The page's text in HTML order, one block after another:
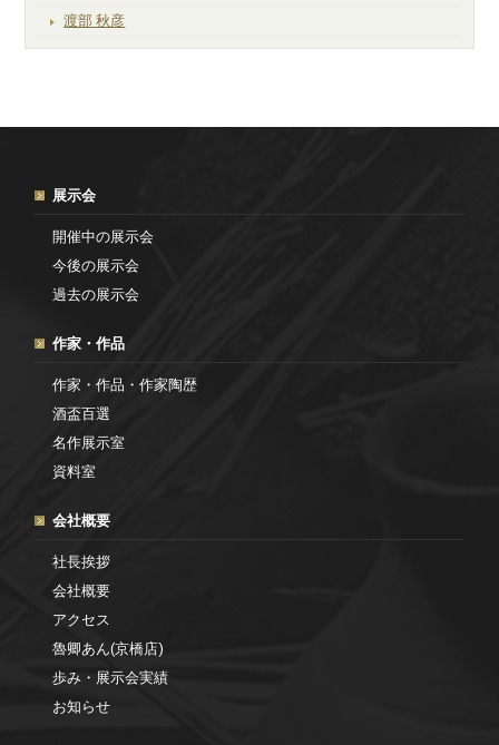
渡部 秋彦
展示会
開催中の展示会
今後の展示会
過去の展示会
作家・作品
作家・作品・作家陶歴
酒盃百選
名作展示室
資料室
会社概要
社長挨拶
会社概要
アクセス
魯卿あん(京橋店)
歩み・展示会実績
お知らせ